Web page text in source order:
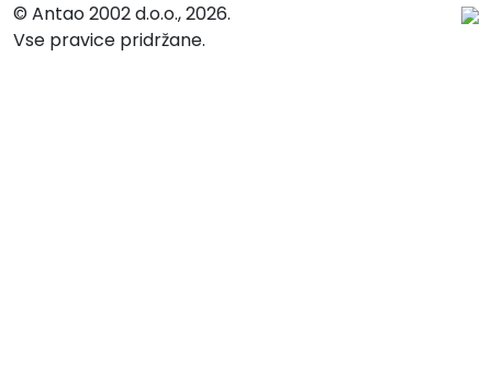
© Antao 2002 d.o.o., 2026.
Vse pravice pridržane.